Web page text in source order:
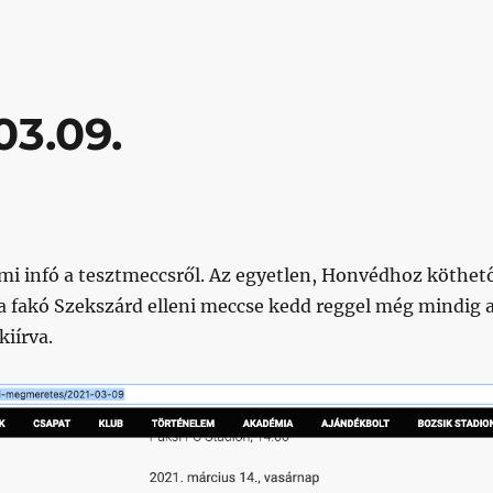
infó a tesztmeccsről. Az egyetlen, Honvédhoz
fakó Szekszárd elleni meccse kedd reggel még mindig